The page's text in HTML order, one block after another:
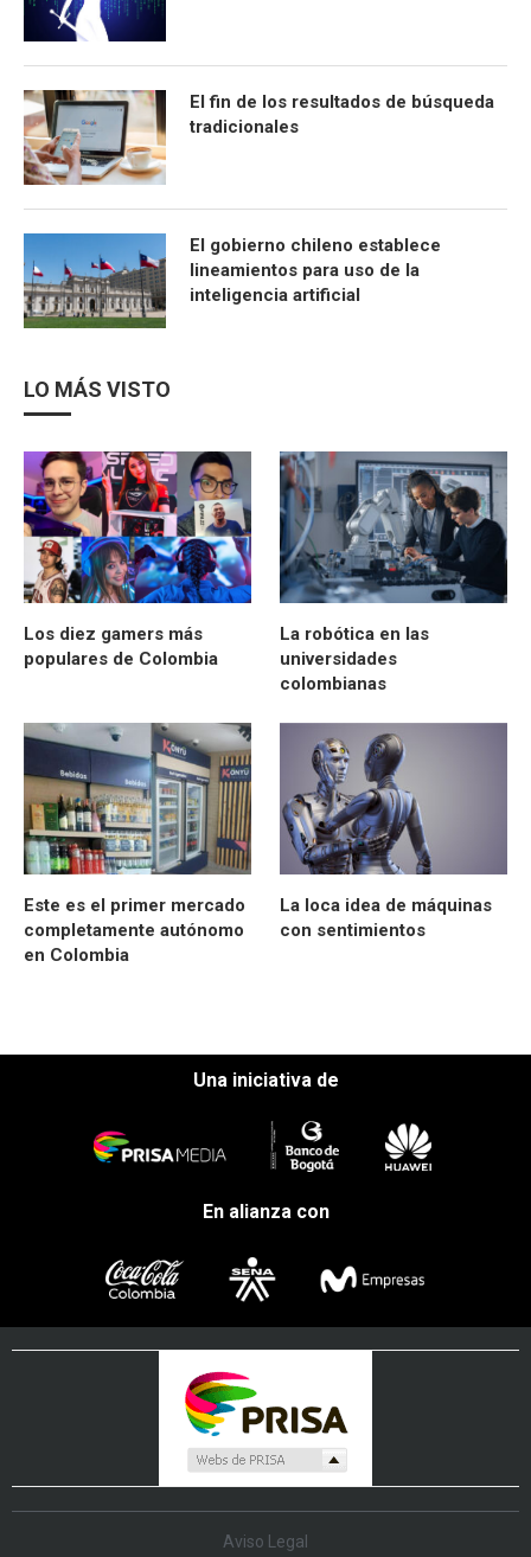
El fin de los resultados de búsqueda
tradicionales
El gobierno chileno establece
lineamientos para uso de la
inteligencia artificial
LO MÁS VISTO
Los diez gamers más
populares de Colombia
La robótica en las
universidades
colombianas
Este es el primer mercado
completamente autónomo
en Colombia
La loca idea de máquinas
con sentimientos
Una iniciativa de
En alianza con
Aviso Legal